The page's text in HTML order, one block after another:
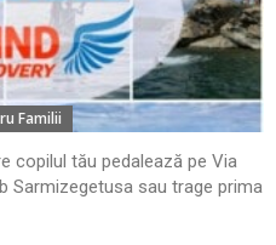
Familii
copilul tău pedalează pe Via
Sarmizegetusa sau trage prima